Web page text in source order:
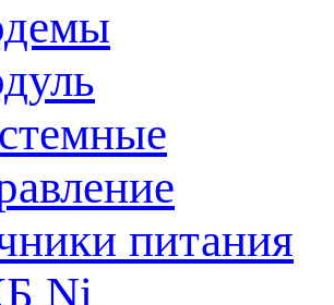
питания
Ni